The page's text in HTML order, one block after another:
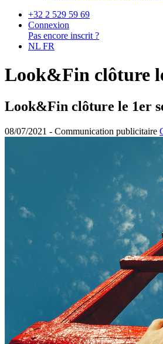
+32 2 529 59 69
Connexion
Pas encore inscrit ?
NL FR
Look&Fin clôture
Look&Fin clôture le 1er
08/07/2021 - Communication publicitaire